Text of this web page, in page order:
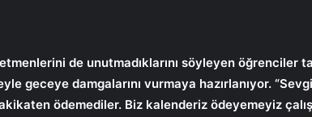
de unutmadıklarını söyleyen öğrenciler
geceye damgalarını vurmaya hazırlanıyor.
ödemediler. Biz kalenderiz ödeyemeyiz